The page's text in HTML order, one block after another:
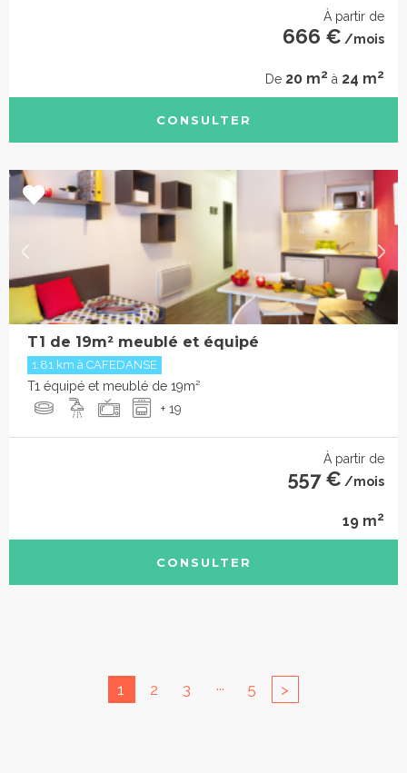
À partir de
666 € /mois
De 20 m2 à 24 m2
CONSULTER
T1 de 19m² meublé et équipé
1.81 km à CAFEDANSE
T1 équipé et meublé de 19m²
+ 19
À partir de
557 € /mois
19 m2
CONSULTER
1 2 3 ... 5 >